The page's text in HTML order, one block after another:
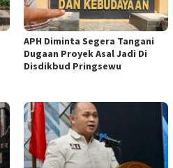
APH Diminta Segera Tangani
Dugaan Proyek Asal Jadi Di
Disdikbud Pringsewu